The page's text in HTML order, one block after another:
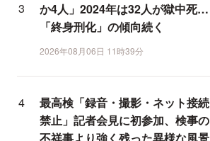
か4人」2024年は32人が獄中死…
「終身刑化」の傾向続く
2026年08月06日 11時39分
最高検「録音・撮影・ネット接続
禁止」記者会見に初参加、検事の